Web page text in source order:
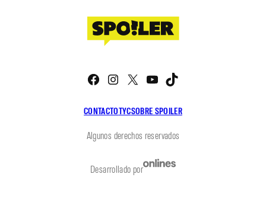
CONTACTOTYCSOBRE SPOILER
Facebook
Instagram
X YouTube
Algunos derechos reservados
Desarrollado por